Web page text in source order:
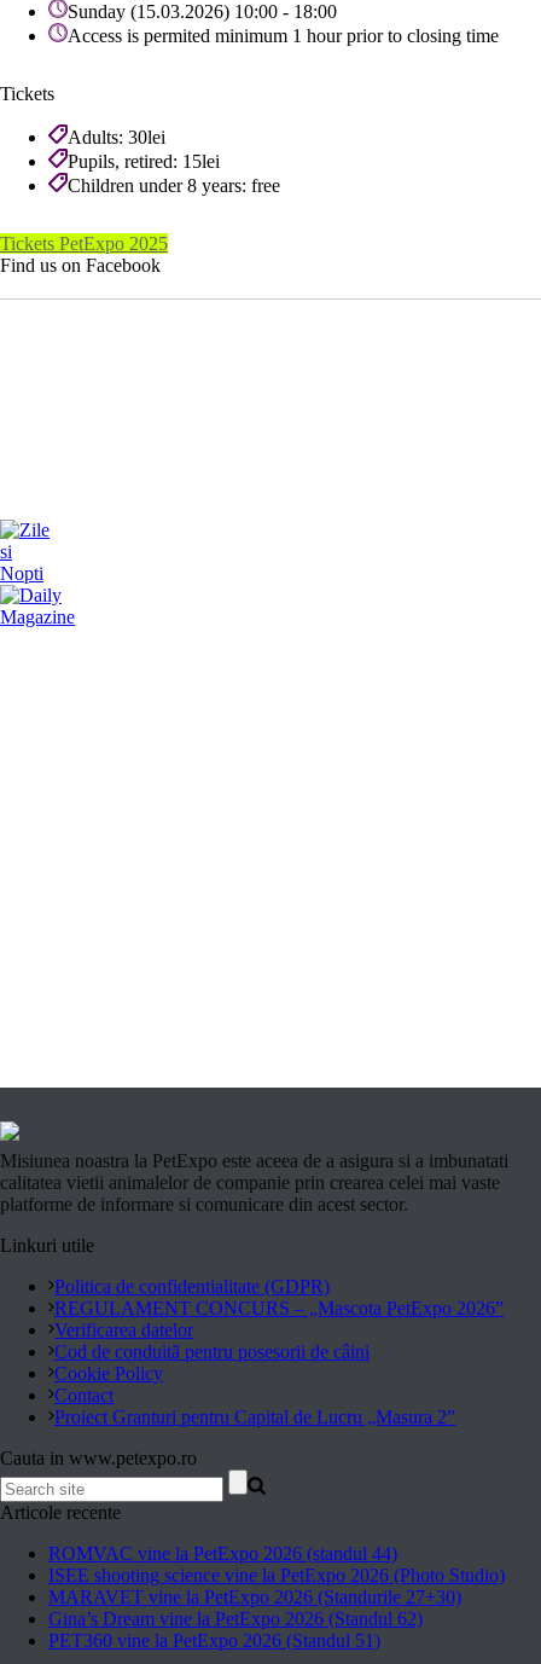
Sunday (15.03.2026) 10:00 - 18:00
Access is permited minimum 1 hour prior to closing time
Tickets
Adults: 30lei
Pupils, retired: 15lei
Children under 8 years: free
Tickets PetExpo 2025
Find us on Facebook
Misiunea noastra la PetExpo este aceea de a asigura si a imbunatati
calitatea vietii animalelor de companie prin crearea celei mai vaste
platforme de informare si comunicare din acest sector.
Linkuri utile
Politica de confidentialitate (GDPR)
REGULAMENT CONCURS – „Mascota PetExpo 2026”
Verificarea datelor
Cod de conduită pentru posesorii de câini
Cookie Policy
Contact
Proiect Granturi pentru Capital de Lucru „Masura 2”
Cauta in www.petexpo.ro
Articole recente
ROMVAC vine la PetExpo 2026 (standul 44)
ISEE shooting science vine la PetExpo 2026 (Photo Studio)
MARAVET vine la PetExpo 2026 (Standurile 27+30)
Gina’s Dream vine la PetExpo 2026 (Standul 62)
PET360 vine la PetExpo 2026 (Standul 51)